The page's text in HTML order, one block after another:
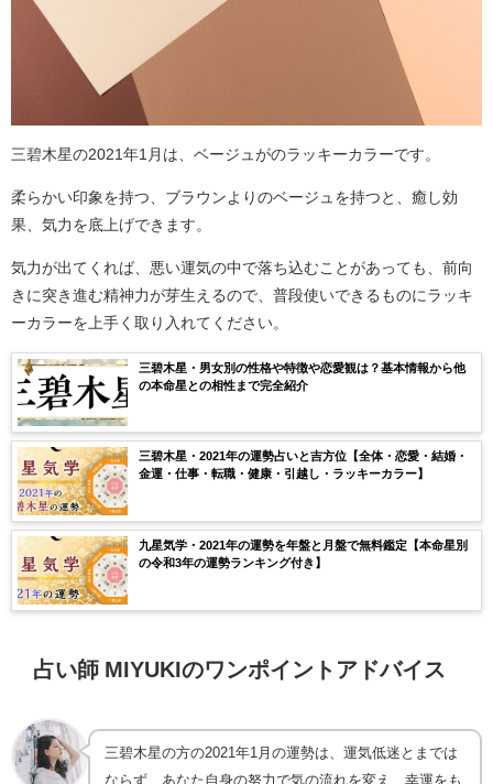
三碧木星の2021年1月は、ベージュがのラッキーカラーです。
柔らかい印象を持つ、ブラウンよりのベージュを持つと、癒し効
果、気力を底上げできます。
気力が出てくれば、悪い運気の中で落ち込むことがあっても、前向
きに突き進む精神力が芽生えるので、普段使いできるものにラッキ
ーカラーを上手く取り入れてください。
三碧木星・男女別の性格や特徴や恋愛観は？基本情報から他
の本命星との相性まで完全紹介
三碧木星・2021年の運勢占いと吉方位【全体・恋愛・結婚・
金運・仕事・転職・健康・引越し・ラッキーカラー】
九星気学・2021年の運勢を年盤と月盤で無料鑑定【本命星別
の令和3年の運勢ランキング付き】
占い師 MIYUKIのワンポイントアドバイス
三碧木星の方の2021年1月の運勢は、運気低迷とまでは
ならず、あなた自身の努力で気の流れを変え、幸運をも